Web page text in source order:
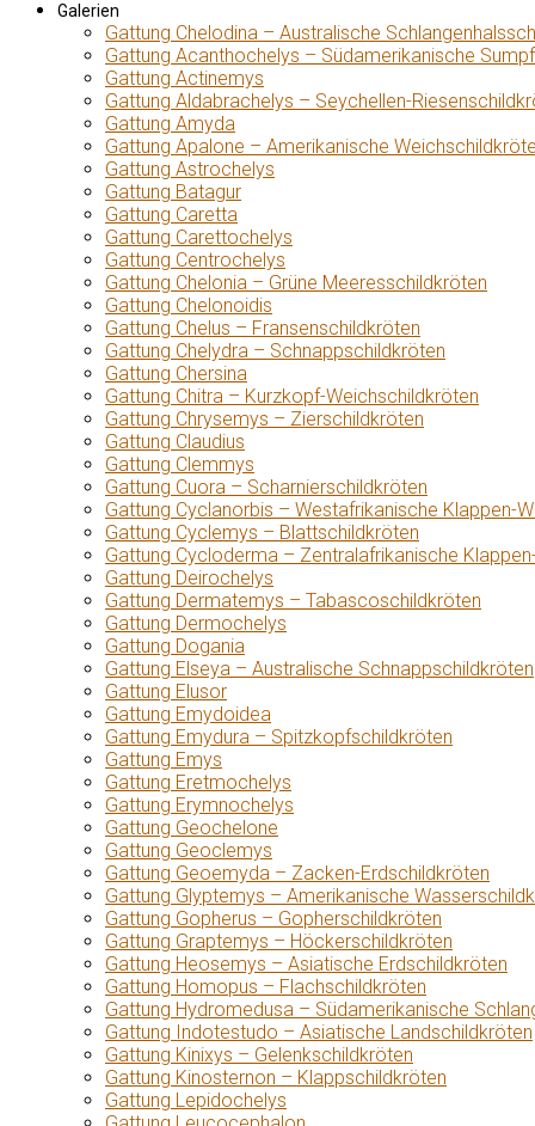
Galerien
Gattung Chelodina – Australische
Gattung Acanthochelys – Südamerikanische
Gattung Actinemys
Gattung Aldabrachelys – Seychellen-
Gattung Amyda
Gattung Apalone – Amerikanische
Gattung Astrochelys
Gattung Batagur
Gattung Caretta
Gattung Carettochelys
Gattung Centrochelys
Gattung Chelonia – Grüne Meeresschildkröten
Gattung Chelonoidis
Gattung Chelus – Fransenschildkröten
Gattung Chelydra – Schnappschildkröten
Gattung Chersina
Gattung Chitra – Kurzkopf-Weichschildkröten
Gattung Chrysemys – Zierschildkröten
Gattung Claudius
Gattung Clemmys
Gattung Cuora – Scharnierschildkröten
Gattung Cyclanorbis – Westafrikanische Klappen-
Gattung Cyclemys – Blattschildkröten
Gattung Cycloderma – Zentralafrikanische
Gattung Deirochelys
Gattung Dermatemys – Tabascoschildkröten
Gattung Dermochelys
Gattung Dogania
Gattung Elseya – Australische Schnappschildkröten
Gattung Elusor
Gattung Emydoidea
Gattung Emydura – Spitzkopfschildkröten
Gattung Emys
Gattung Eretmochelys
Gattung Erymnochelys
Gattung Geochelone
Gattung Geoclemys
Gattung Geoemyda – Zacken-Erdschildkröten
Gattung Glyptemys – Amerikanische
Gattung Gopherus – Gopherschildkröten
Gattung Graptemys – Höckerschildkröten
Gattung Heosemys – Asiatische Erdschildkröten
Gattung Homopus – Flachschildkröten
Gattung Hydromedusa – Südamerikanische
Gattung Indotestudo – Asiatische Landschildkröten
Gattung Kinixys – Gelenkschildkröten
Gattung Kinosternon – Klappschildkröten
Gattung Lepidochelys